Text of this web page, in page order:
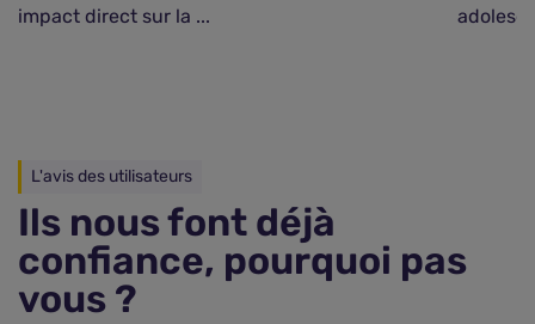
impact direct sur la ...
L'avis des utilisateurs
Ils nous font déjà
confiance, pourquoi pas
vous ?